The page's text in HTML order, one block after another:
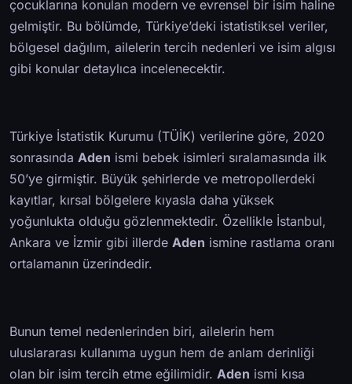
çocuklarına konulan modern ve evrensel bir isim haline
gelmiştir. Bu bölümde, Türkiye’deki istatistiksel veriler,
bölgesel dağılım, ailelerin tercih nedenleri ve isim algısı
gibi konular detaylıca incelenecektir.
Türkiye İstatistik Kurumu (TÜİK) verilerine göre, 2020
sonrasında Aden ismi bebek isimleri sıralamasında ilk
50’ye girmiştir. Büyük şehirlerde ve metropollerdeki
kayıtlar, kırsal bölgelere kıyasla daha yüksek
yoğunlukta olduğu gözlenmektedir. Özellikle İstanbul,
Ankara ve İzmir gibi illerde Aden ismine rastlama oranı
ortalamanın üzerindedir.
Bunun temel nedenlerinden biri, ailelerin hem
uluslararası kullanıma uygun hem de anlam derinliği
olan bir isim tercih etme eğilimidir. Aden ismi kısa